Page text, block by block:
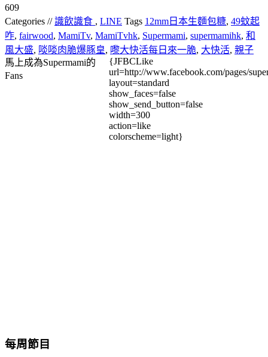
609
Categories //識飲識食 , LINE Tags 12mm日本生麵包糠, 49蚊起
咋, fairwood, MamiTv, MamiTvhk, Supermami, supermamihk, 和
風大盛, 啖啖肉脆爆豚皇, 嚟大快活每日來一脆, 大快活, 親子
馬上成為Supermami的
Fans
{JFBCLike
url=http://www.facebook.com/pages/
layout=standard
show_faces=false
show_send_button=false
width=300
action=like
colorscheme=light}
每周節目